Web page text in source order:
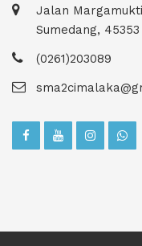
Jalan
Sumedang, 45353
(0261)203089